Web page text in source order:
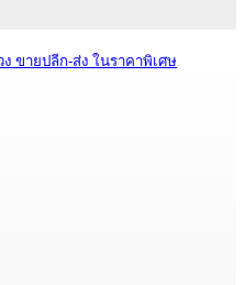
ขายปลีก-ส่ง ในราคาพิเศษ